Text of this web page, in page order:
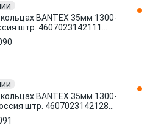
BANTEX 35мм 1300-
штр. 4607023142111
BANTEX 35мм 1300-
штр. 4607023142128